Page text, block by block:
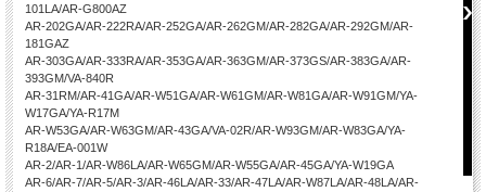
101LA/AR-G800AZ
AR-202GA/AR-222RA/AR-252GA/AR-262GM/AR-282GA/AR-292GM/AR-
181GAZ
AR-303GA/AR-333RA/AR-353GA/AR-363GM/AR-373GS/AR-383GA/AR-
393GM/VA-840R
AR-31RM/AR-41GA/AR-W51GA/AR-W61GM/AR-W81GA/AR-W91GM/YA-
W17GA/YA-R17M
AR-W53GA/AR-W63GM/AR-43GA/VA-02R/AR-W93GM/AR-W83GA/YA-
R18A/EA-001W
AR-2/AR-1/AR-W86LA/AR-W65GM/AR-W55GA/AR-45GA/YA-W19GA
AR-6/AR-7/AR-5/AR-3/AR-46LA/AR-33/AR-47LA/AR-W87LA/AR-48LA/AR-